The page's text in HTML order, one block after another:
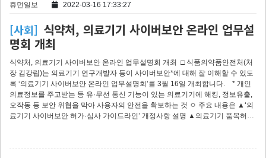
휴먼일보 2022-03-16 17:33:27
[사회] 식약처, 의료기기 사이버보안 온라인 업무설
명회 개최
식약처, 의료기기 사이버보안 온라인 업무설명회 개최 □ 식품의약품안전처(처
장 김강립)는 의료기기 연구개발자 등이 사이버보안*에 대해 잘 이해할 수 있도
록 ‘의료기기 사이버보안 온라인 업무설명회’를 3월 16일 개최합니다. * 개인
의료정보를 주고받는 등 유·무선 통신 기능이 있는 의료기기에 해킹, 정보유출,
오작동 등 보안 위협을 막아 사용자의 안전을 확보하는 것 ㅇ 주요 내용은 ▲‘의
료기기 사이버보안 허가·심사 가이드라인’ 개정사항 설명 ▲의료기기 품목허…